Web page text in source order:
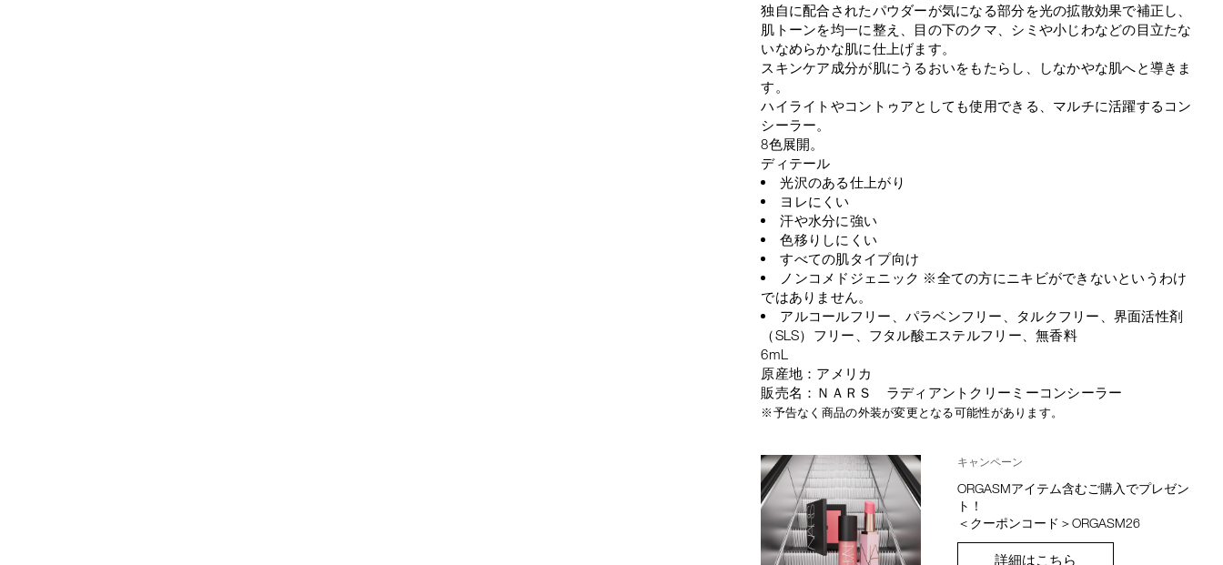
独自に配合されたパウダーが気になる部分を光の拡散効果で補正し、
肌トーンを均一に整え、目の下のクマ、シミや小じわなどの目立たな
いなめらかな肌に仕上げます。
スキンケア成分が肌にうるおいをもたらし、しなかやな肌へと導きま
す。
ハイライトやコントゥアとしても使用できる、マルチに活躍するコン
シーラー。
8色展開。
ディテール
光沢のある仕上がり
ヨレにくい
汗や水分に強い
色移りしにくい
すべての肌タイプ向け
ノンコメドジェニック ※全ての方にニキビができないというわけ
ではありません。
アルコールフリー、パラベンフリー、タルクフリー、界面活性剤
（SLS）フリー、フタル酸エステルフリー、無香料
6mL
原産地：アメリカ
販売名：ＮＡＲＳ ラディアントクリーミーコンシーラー
※予告なく商品の外装が変更となる可能性があります。
キャンペーン
ORGASMアイテム含むご購入でプレゼン
ト！
＜クーポンコード＞ORGASM26
詳細はこちら